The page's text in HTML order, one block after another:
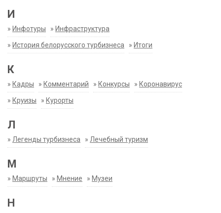
И
» Инфотуры » Инфраструктура
» История белорусского турбизнеса » Итоги
К
» Кадры » Комментарий » Конкурсы » Коронавирус
» Круизы » Курорты
Л
» Легенды турбизнеса » Лечебный туризм
М
» Маршруты » Мнение » Музеи
Н